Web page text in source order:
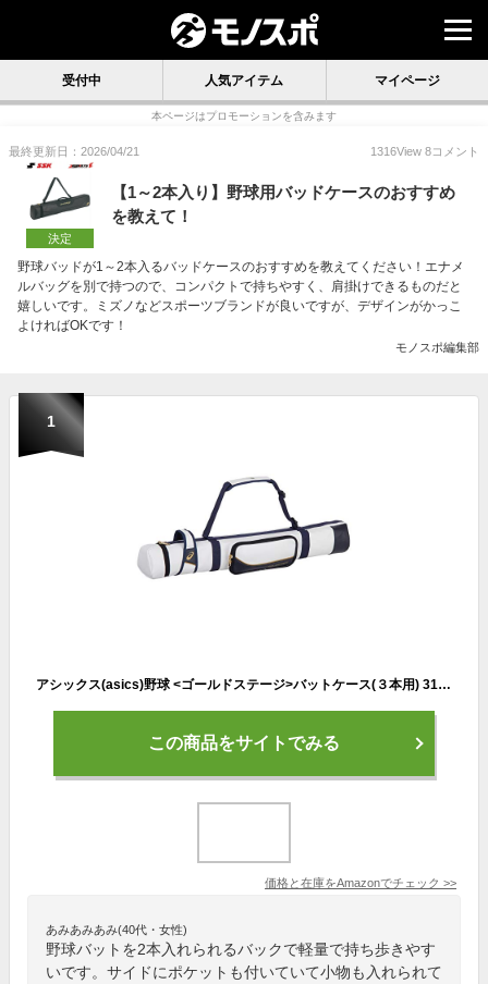
受付中 人気アイテム マイページ
本ページはプロモーションを含みます
最終更新日：2026/04/21 1316View 8コメント
決定
【1～2本入り】野球用バッドケースのおすすめ
を教えて！
野球バッドが1～2本入るバッドケースのおすすめを教えてください！エナメ
ルバッグを別で持つので、コンパクトで持ちやすく、肩掛けできるものだと
嬉しいです。ミズノなどスポーツブランドが良いですが、デザインがかっこ
よければOKです！
モノスポ編集部
1
アシックス(asics)野球 <ゴールドステージ>バットケース(３本用) 3123A532
この商品をサイトでみる
価格と在庫をAmazonでチェック >>
あみあみあみ(40代・女性)
野球バットを2本入れられるバックで軽量で持ち歩きやす
いです。サイドにポケットも付いていて小物も入れられて